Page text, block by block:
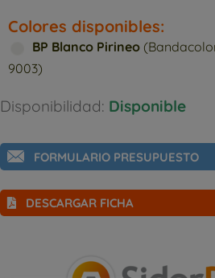
Colores disponibles:
BP Blanco Pirineo
9003)
Disponibilidad: Disponible
FORMULARIO PRESUPUESTO
DESCARGAR FICHA